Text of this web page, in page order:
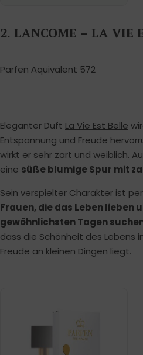
2. LANCOME – LA VIE
Parfen Äquivalent 572
Eleganter Duft La Vie Est Belle
Entspannung und Freude
wirkt er sehr zart und weiblich.
eine süße blumige Spur mit
Sein verspielter Charakter ist
Frauen, die das Leben lieben
gewöhnlichsten Tagen
dass die Schönheit des Lebens
Freude an kleinen Dingen liegt.